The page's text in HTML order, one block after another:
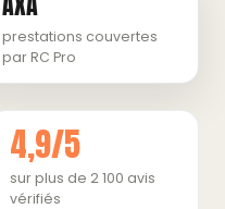
prestations couvertes
par RC Pro
4,9/5
sur plus de 2 100 avis
vérifiés